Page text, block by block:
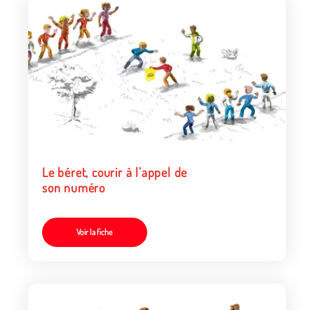
Le béret, courir à l’appel de
son numéro
Voir la fiche